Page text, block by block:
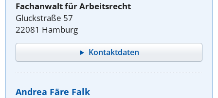
Fachanwalt für Arbeitsrecht
Gluckstraße 57
22081 Hamburg
Kontaktdaten
Andrea Färe Falk